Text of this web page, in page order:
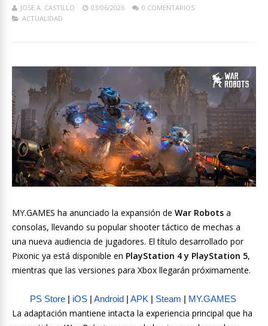
JOSE A. CASTILLO 03/06/2026
0 COMENTARIOS
ACTUALIDAD
MY.GAMES ha anunciado la expansión de War Robots a
consolas, llevando su popular shooter táctico de mechas a
una nueva audiencia de jugadores. El título desarrollado por
Pixonic ya está disponible en PlayStation 4 y PlayStation 5,
mientras que las versiones para Xbox llegarán próximamente.
PS Store| iOS| Android APK| Steam MY.GAMES
La adaptación mantiene intacta la experiencia principal que ha